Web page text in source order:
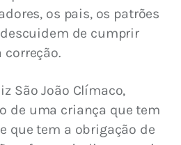
os pais, os patrões
de cumprir
correção.
São João Clímaco,
de uma criança que tem
que tem a obrigação de